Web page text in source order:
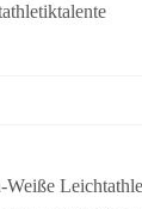
Weiße